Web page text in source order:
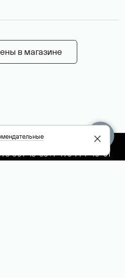
в магазине
009-13-33+7 495 994-46-01